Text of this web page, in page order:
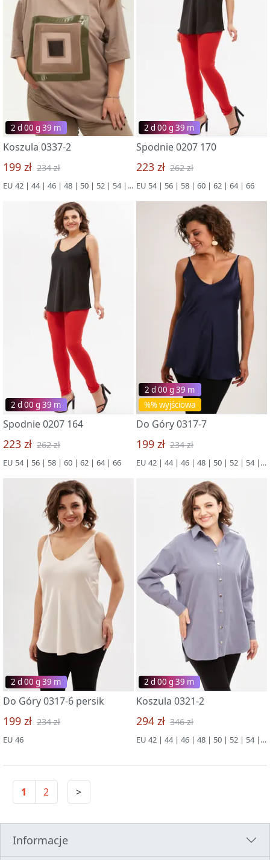
2 d 00 g 39 m
Koszula 0337-2
199 zł 234 zł
EU 42 | 44 | 46 | 48 | 50 | 52 | 54 | 56 | 58 | 60 | 62 | 64 | 66
2 d 00 g 39 m
Spodnie 0207 170
223 zł 262 zł
EU 54 | 56 | 58 | 60 | 62 | 64 | 66
2 d 00 g 39 m
Spodnie 0207 164
223 zł 262 zł
EU 54 | 56 | 58 | 60 | 62 | 64 | 66
%% wyjściowa
2 d 00 g 39 m
Do Góry 0317-7
199 zł 234 zł
EU 42 | 44 | 46 | 48 | 50 | 52 | 54 | 56 | 58 | 60 | 62 | 64 | 66
2 d 00 g 39 m
Do Góry 0317-6 persik
199 zł 234 zł
EU 46
2 d 00 g 39 m
Koszula 0321-2
294 zł 346 zł
EU 42 | 44 | 46 | 48 | 50 | 52 | 54 | 56 | 58 | 60 | 62 | 64 | 66
1 2 >
Informacje